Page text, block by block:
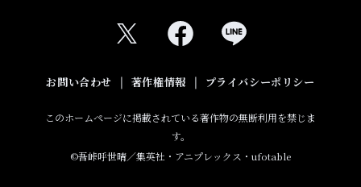
お問い合わせ 著作権情報 プライバシーポリシー
このホームページに掲載されている著作物の無断利用を禁じま
す。
©吾峠呼世晴／集英社・アニプレックス・ufotable